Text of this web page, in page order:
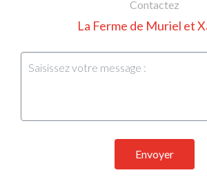
Contactez
La Ferme de Muriel et
Envoyer